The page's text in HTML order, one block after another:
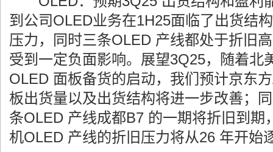
到公司OLED业务在1H25面临了出货结
压力，同时三条OLED 产线都处于折旧
受到一定负面影响。展望3Q25，随着北
OLED 面板备货的启动，我们预计京东
板出货量以及出货结构将进一步改善；
条OLED 产线成都B7 的一期将折旧到期
机OLED 产线的折旧压力将从26 年开始